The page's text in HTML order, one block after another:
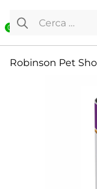
0
Ricerca per:
Robinson Pet